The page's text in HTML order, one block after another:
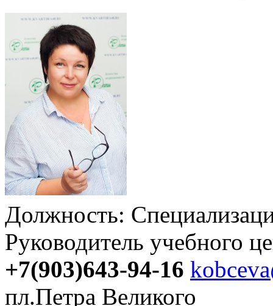
Должность:
Руководитель учебного
+7(903)643-94-16
пл.Петра Великого